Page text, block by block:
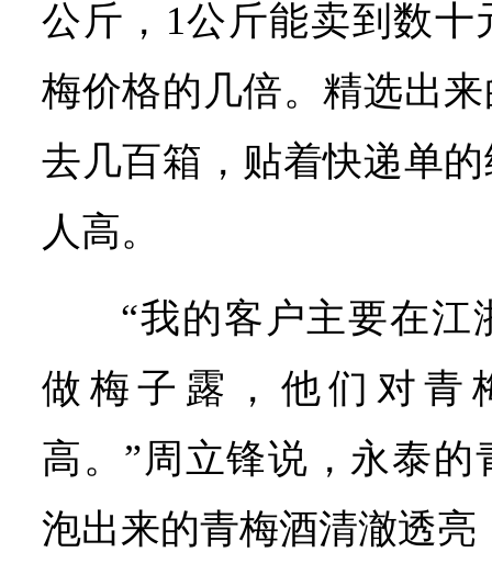
公斤，1公斤能卖到数
梅价格的几倍。精选出
去几百箱，贴着快递单
人高。
“我的客户主要在江
做梅子露，他们对青
高。”周立锋说，永泰
泡出来的青梅酒清澈透亮